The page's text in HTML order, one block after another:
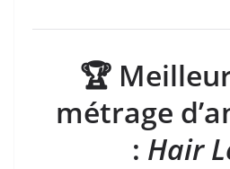
🏆
métrage
: Hair